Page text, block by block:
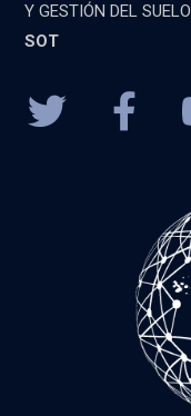
Y GESTIÓN DEL SUELO
SOT